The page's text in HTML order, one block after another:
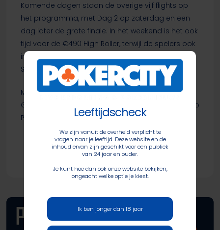
Komende dagen staan de overige vijf flights op
het programma, met Dag 2 op zaterdag en een
dag later de grote finale. In het weekend is het ook
tijd voor de €490 High Roller, terwijl de spelers ook
in de €100 Pot Limit Omaha en €100 Sunday
Special nog hun geluk kunnen beproeven.
Meer informatie over de pokerseries dit jaar in
Grand Casino de Namur vind je
, natuurlijk op
PokerCity.
Leeftijdscheck
We zijn vanuit de overheid verplicht te
vragen naar je leeftijd. Deze website en de
inhoud ervan zijn geschikt voor een publiek
van 24 jaar en ouder.
Je kunt hoe dan ook onze website bekijken,
ongeacht welke optie je kiest.
Ik ben jonger dan 18 jaar